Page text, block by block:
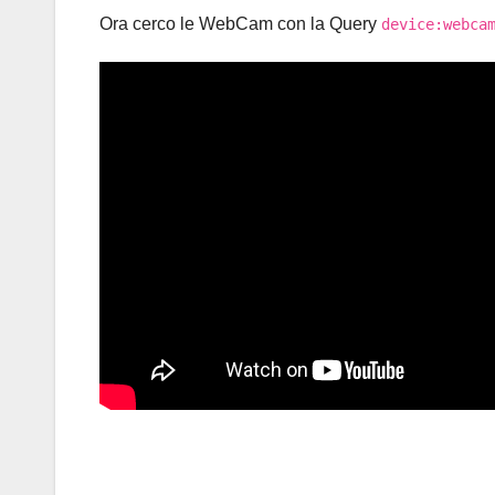
Ora cerco le WebCam con la Query device:webcam